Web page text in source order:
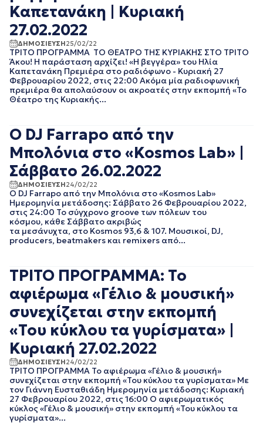
ΙΑΝΟΥΑΡΙΟΣ 2020
ΔΕΚΕΜΒΡΙΟΣ 2019
ΣΕΠΤΕΜΒΡΙΟΣ 2019
ΑΥΓΟΥΣΤΟΣ 2019
ΙΟΥΛΙΟΣ 2019
ΙΟΥΝΙΟΣ 2019
ΜΑΡΤΙΟΣ 2019
ΦΕΒΡΟΥΑΡΙΟΣ 2019
ΙΑΝΟΥΑΡΙΟΣ 2019
ΔΕΚΕΜΒΡΙΟΣ 2018
ΟΚΤΩΒΡΙΟΣ 2018
ΣΕΠΤΕΜΒΡΙΟΣ 2018
ΑΥΓΟΥΣΤΟΣ 2018
ΙΟΥΛΙΟΣ 2018
ΙΟΥΝΙΟΣ 2018
ΑΠΡΙΛΙΟΣ 2018
ΜΑΡΤΙΟΣ 2018
ΦΕΒΡΟΥΑΡΙΟΣ 2018
ΔΕΚΕΜΒΡΙΟΣ 2017
ΝΟΕΜΒΡΙΟΣ 2017
ΟΚΤΩΒΡΙΟΣ 2017
ΣΕΠΤΕΜΒΡΙΟΣ 2017
ΑΥΓΟΥΣΤΟΣ 2017
ΙΟΥΛΙΟΣ 2017
ΙΟΥΝΙΟΣ 2017
ΜΑΙΟΣ 2017
Καπετανάκη | Κυριακή
27.02.2022
ΔΗΜΟΣΙΕΥΣΗ25/02/22
ΤΡΙΤΟ ΠΡΟΓΡΑΜΜΑ ΤΟ ΘΕΑΤΡΟ ΤΗΣ ΚΥΡΙΑΚΗΣ ΣΤΟ ΤΡΙΤΟ
Άκου! Η παράσταση αρχίζει! «Η βεγγέρα» του Ηλία
Καπετανάκη Πρεμιέρα στο ραδιόφωνο - Κυριακή 27
Φεβρουαρίου 2022, στις 22:00 Ακόμα μία ραδιοφωνική
πρεμιέρα θα απολαύσουν οι ακροατές στην εκπομπή «Το
Θέατρο της Κυριακής...
Ο DJ Farrapo από την
Μπολόνια στο «Kosmos Lab» |
Σάββατο 26.02.2022
ΔΗΜΟΣΙΕΥΣΗ24/02/22
Ο DJ Farrapo από την Μπολόνια στο «Kosmos Lab»
Ημερομηνία μετάδοσης: Σάββατο 26 Φεβρουαρίου 2022,
στις 24:00 Το σύγχρονο groove των πόλεων του
κόσμου, κάθε Σάββατο ακριβώς
τα μεσάνυχτα, στο Kosmos 93,6 & 107. Μουσικοί, DJ,
producers, beatmakers και remixers από...
ΤΡΙΤΟ ΠΡΟΓΡΑΜΜΑ: Το
αφιέρωμα «Γέλιο & μουσική»
συνεχίζεται στην εκπομπή
«Του κύκλου τα γυρίσματα» |
Κυριακή 27.02.2022
ΔΗΜΟΣΙΕΥΣΗ24/02/22
ΤΡΙΤΟ ΠΡΟΓΡΑΜΜΑ Το αφιέρωμα «Γέλιο & μουσική»
συνεχίζεται στην εκπομπή «Του κύκλου τα γυρίσματα» Με
τον Γιάννη Ευσταθιάδη Ημερομηνία μετάδοσης: Κυριακή
27 Φεβρουαρίου 2022, στις 16:00 Ο αφιερωματικός
κύκλος «Γέλιο & μουσική» στην εκπομπή «Του κύκλου τα
γυρίσματα»...